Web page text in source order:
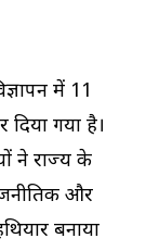
में 11
दिया गया है।
ने राज्य के
और
बनाया